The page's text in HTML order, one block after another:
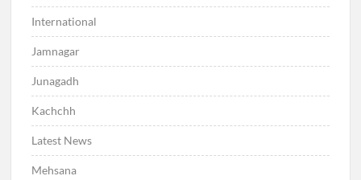
International
Jamnagar
Junagadh
Kachchh
Latest News
Mehsana